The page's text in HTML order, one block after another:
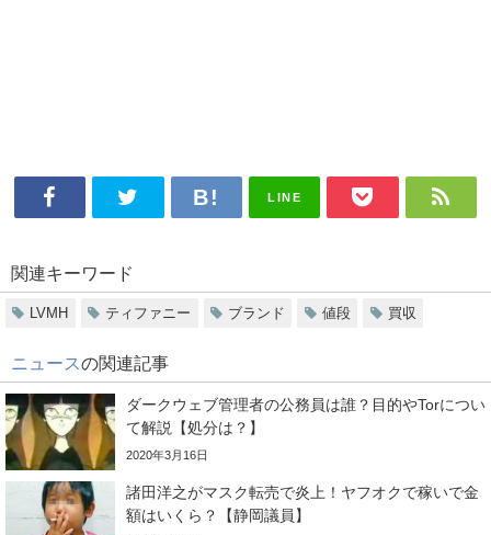
LINE
関連キーワード
LVMH ティファニー ブランド 値段 買収
ニュースの関連記事
ダークウェブ管理者の公務員は誰？目的やTorについ
て解説【処分は？】
2020年3月16日
諸田洋之がマスク転売で炎上！ヤフオクで稼いで金
額はいくら？【静岡議員】